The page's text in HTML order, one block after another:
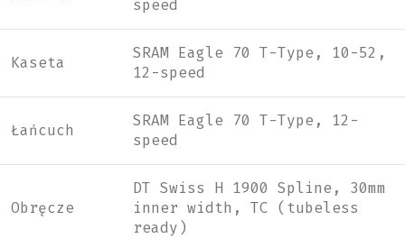
speed
Kaseta
SRAM Eagle 70 T-Type, 10-52,
12-speed
Łańcuch
SRAM Eagle 70 T-Type, 12-
speed
Obręcze
DT Swiss H 1900 Spline, 30mm
inner width, TC (tubeless
ready)